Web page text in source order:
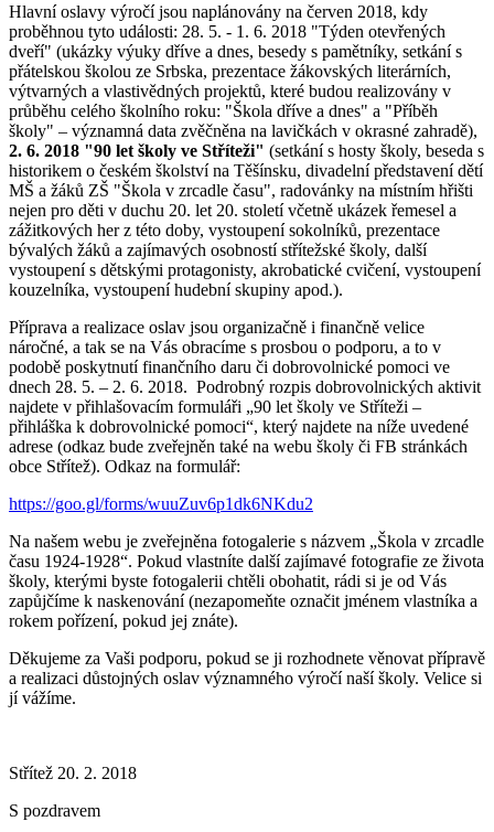
Hlavní oslavy výročí jsou naplánovány na červen 2018, kdy
proběhnou tyto události: 28. 5. - 1. 6. 2018 "Týden otevřených
dveří" (ukázky výuky dříve a dnes, besedy s pamětníky, setkání s
přátelskou školou ze Srbska, prezentace žákovských literárních,
výtvarných a vlastivědných projektů, které budou realizovány v
průběhu celého školního roku: "Škola dříve a dnes" a "Příběh
školy" – významná data zvěčněna na lavičkách v okrasné zahradě),
2. 6. 2018 "90 let školy ve Stříteži" (setkání s hosty školy, beseda s
historikem o českém školství na Těšínsku, divadelní představení dětí
MŠ a žáků ZŠ "Škola v zrcadle času", radovánky na místním hřišti
nejen pro děti v duchu 20. let 20. století včetně ukázek řemesel a
zážitkových her z této doby, vystoupení sokolníků, prezentace
bývalých žáků a zajímavých osobností střítežské školy, další
vystoupení s dětskými protagonisty, akrobatické cvičení, vystoupení
kouzelníka, vystoupení hudební skupiny apod.).
Příprava a realizace oslav jsou organizačně i finančně velice
náročné, a tak se na Vás obracíme s prosbou o podporu, a to v
podobě poskytnutí finančního daru či dobrovolnické pomoci ve
dnech 28. 5. – 2. 6. 2018. Podrobný rozpis dobrovolnických aktivit
najdete v přihlašovacím formuláři „90 let školy ve Stříteži –
přihláška k dobrovolnické pomoci“, který najdete na níže uvedené
adrese (odkaz bude zveřejněn také na webu školy či FB stránkách
obce Střítež). Odkaz na formulář:
https://goo.gl/forms/wuuZuv6p1dk6NKdu2
Na našem webu je zveřejněna fotogalerie s názvem „Škola v zrcadle
času 1924-1928“. Pokud vlastníte další zajímavé fotografie ze života
školy, kterými byste fotogalerii chtěli obohatit, rádi si je od Vás
zapůjčíme k naskenování (nezapomeňte označit jménem vlastníka a
rokem pořízení, pokud jej znáte).
Děkujeme za Vaši podporu, pokud se ji rozhodnete věnovat přípravě
a realizaci důstojných oslav významného výročí naší školy. Velice si
jí vážíme.
Střítež 20. 2. 2018
S pozdravem